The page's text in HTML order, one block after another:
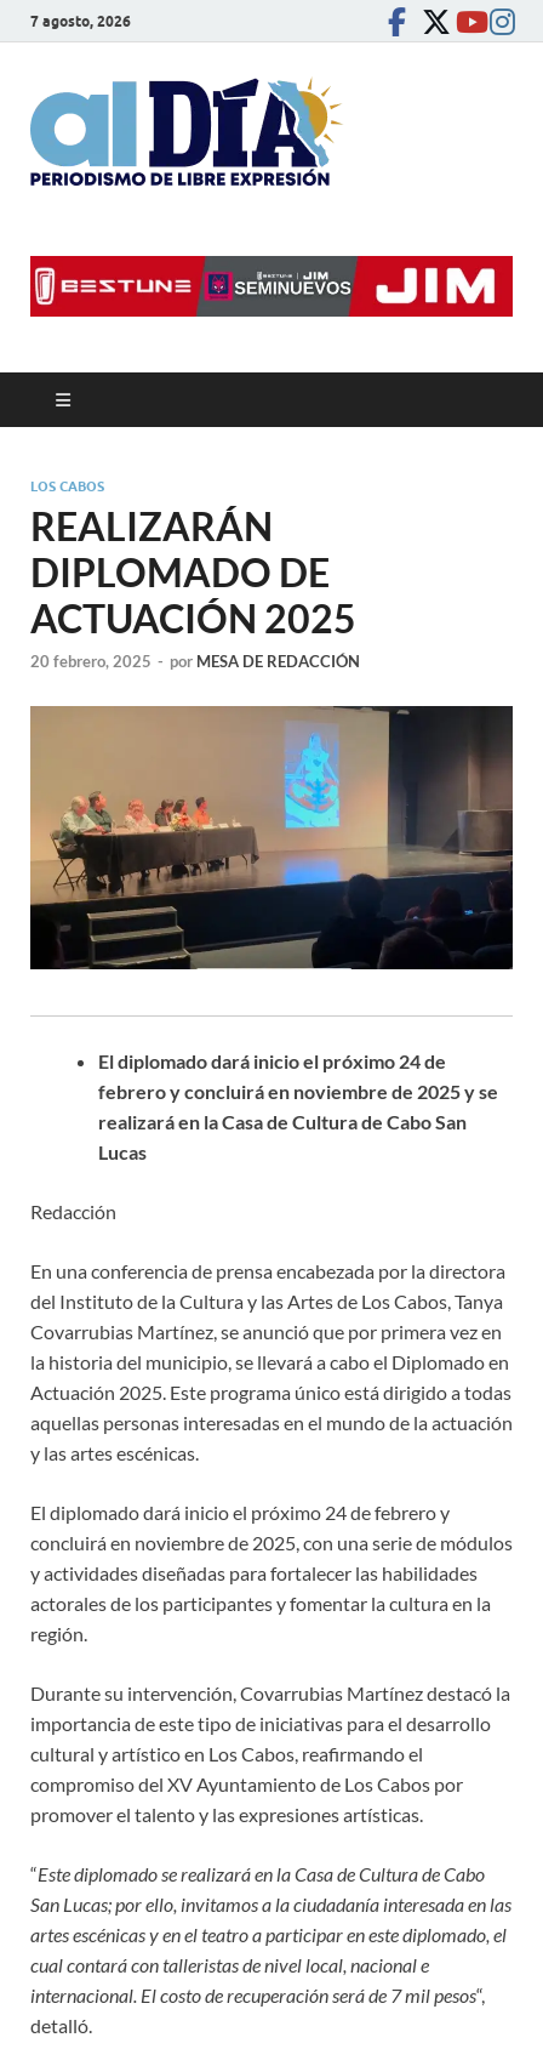
7 agosto, 2026
LOS CABOS
REALIZARÁN
DIPLOMADO DE
ACTUACIÓN 2025
20 febrero, 2025 - por MESA DE REDACCIÓN
El diplomado dará inicio el próximo 24 de
febrero y concluirá en noviembre de 2025 y se
realizará en la Casa de Cultura de Cabo San
Lucas
Redacción
En una conferencia de prensa encabezada por la directora
del Instituto de la Cultura y las Artes de Los Cabos, Tanya
Covarrubias Martínez, se anunció que por primera vez en
la historia del municipio, se llevará a cabo el Diplomado en
Actuación 2025. Este programa único está dirigido a todas
aquellas personas interesadas en el mundo de la actuación
y las artes escénicas.
El diplomado dará inicio el próximo 24 de febrero y
concluirá en noviembre de 2025, con una serie de módulos
y actividades diseñadas para fortalecer las habilidades
actorales de los participantes y fomentar la cultura en la
región.
Durante su intervención, Covarrubias Martínez destacó la
importancia de este tipo de iniciativas para el desarrollo
cultural y artístico en Los Cabos, reafirmando el
compromiso del XV Ayuntamiento de Los Cabos por
promover el talento y las expresiones artísticas.
“Este diplomado se realizará en la Casa de Cultura de Cabo
San Lucas; por ello, invitamos a la ciudadanía interesada en las
artes escénicas y en el teatro a participar en este diplomado, el
cual contará con talleristas de nivel local, nacional e
internacional. El costo de recuperación será de 7 mil pesos“,
detalló.